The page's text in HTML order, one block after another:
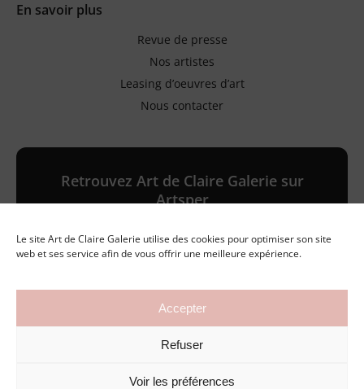
Le site Art de Claire Galerie utilise des cookies pour optimiser son site
web et ses service afin de vous offrir une meilleure expérience.
Accepter
Refuser
Voir les préférences
En savoir plus
Revue de presse
Nos artistes
Leasing d’oeuvres d’art
Nous contacter
Retrouvez Art de Claire Galerie sur
Artsper
Galerie en ligne
©2026 Art de Claire Galerie
Politique de confidentialité